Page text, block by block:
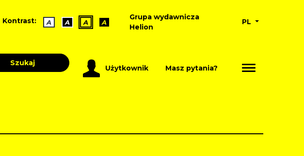
Kontrast: A A A A
Grupa wydawnicza
Helion
PL
Szukaj
Użytkownik Masz pytania?